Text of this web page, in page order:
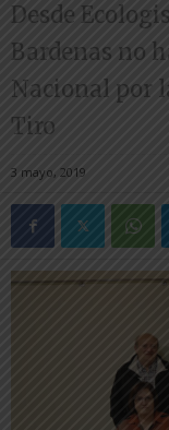
Desde
Bardenas no
Nacional por
Tiro
3 mayo, 2019